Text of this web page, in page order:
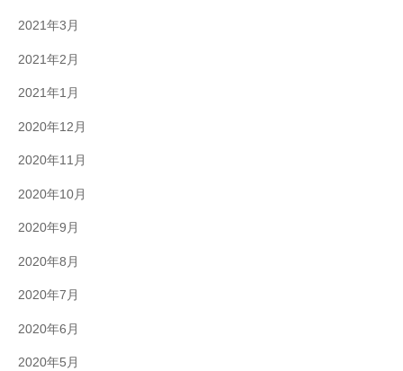
2021年3月
2021年2月
2021年1月
2020年12月
2020年11月
2020年10月
2020年9月
2020年8月
2020年7月
2020年6月
2020年5月